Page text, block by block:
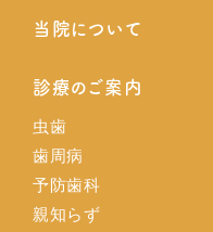
当院について
診療のご案内
虫歯
歯周病
予防歯科
親知らず